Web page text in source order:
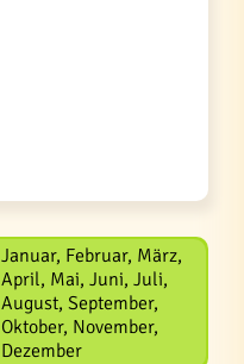
Januar, Februar, März,
April, Mai, Juni, Juli,
August, September,
Oktober, November,
Dezember